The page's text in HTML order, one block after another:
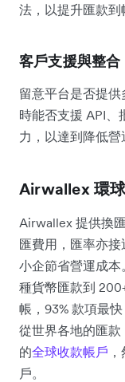
法，以提升匯款到
客戶支援與整合
留意平台是否提
時能否支援 API、
力，以達到降低營
Airwallex 環
Airwallex 提供換
匯費用，匯率亦
小企節省營運成
種貨幣匯款到
帳，93% 款項最
從世界各地的匯
的全球收款帳戶
戶。